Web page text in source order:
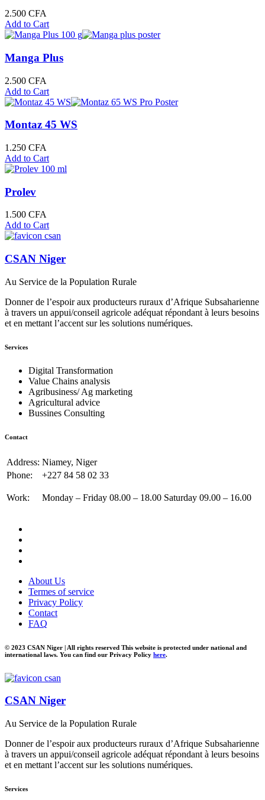
2.500 CFA
Add to Cart
Manga Plus
2.500 CFA
Add to Cart
Montaz 45 WS
1.250 CFA
Add to Cart
Prolev
1.500 CFA
Add to Cart
CSAN Niger
Au Service de la Population Rurale
Donner de l’espoir aux producteurs ruraux d’Afrique Subsaharienne
à travers un appui/conseil agricole adéquat répondant à leurs besoins
et en mettant l’accent sur les solutions numériques.
Services
Digital Transformation
Value Chains analysis
Agribusiness/ Ag marketing
Agricultural advice
Bussines Consulting
Contact
Address: Niamey, Niger
Phone:
+227 84 58 02 33
Work: Monday – Friday 08.00 – 18.00 Saturday 09.00 – 16.00
About Us
Termes of service
Privacy Policy
Contact
FAQ
© 2023 CSAN Niger | All rights reserved This website is protected under national and
international laws. You can find our Privacy Policy here.
CSAN Niger
Au Service de la Population Rurale
Donner de l’espoir aux producteurs ruraux d’Afrique Subsaharienne
à travers un appui/conseil agricole adéquat répondant à leurs besoins
et en mettant l’accent sur les solutions numériques.
Services